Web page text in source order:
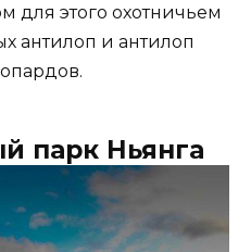
для этого охотничьем
антилоп и антилоп
парк Ньянга